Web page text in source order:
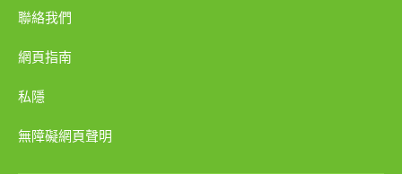
聯絡我們
網頁指南
私隱
無障礙網頁聲明